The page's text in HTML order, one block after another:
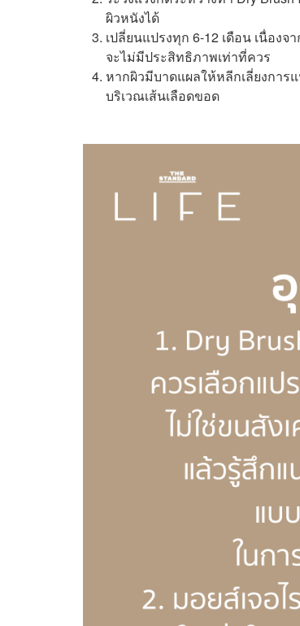
ผิวหนังได้
เปลี่ยนแปรงทุก 6-12 เดือน เนื่อง
จะไม่มีประสิทธิภาพเท่าที่ควร
หากผิวมีบาดแผลให้หลีกเลี่ยงการ
บริเวณเส้นเลือดขอด